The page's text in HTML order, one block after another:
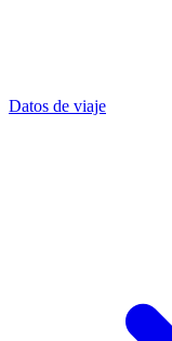
Datos de viaje